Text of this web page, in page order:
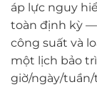
áp lực nguy
toàn định kỳ
công suất và
một lịch bảo
giờ/ngày/